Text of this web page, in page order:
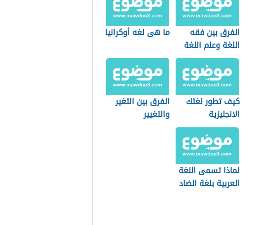
الفرق بين فقه
اللغة وعلم اللغة
ما هى لغه أوكرانيا
كيف تطور لغتك
الانجليزية
الفرق بين التغير
والتغيير
لماذا تسمى اللغة
العربية بلغة الضاد